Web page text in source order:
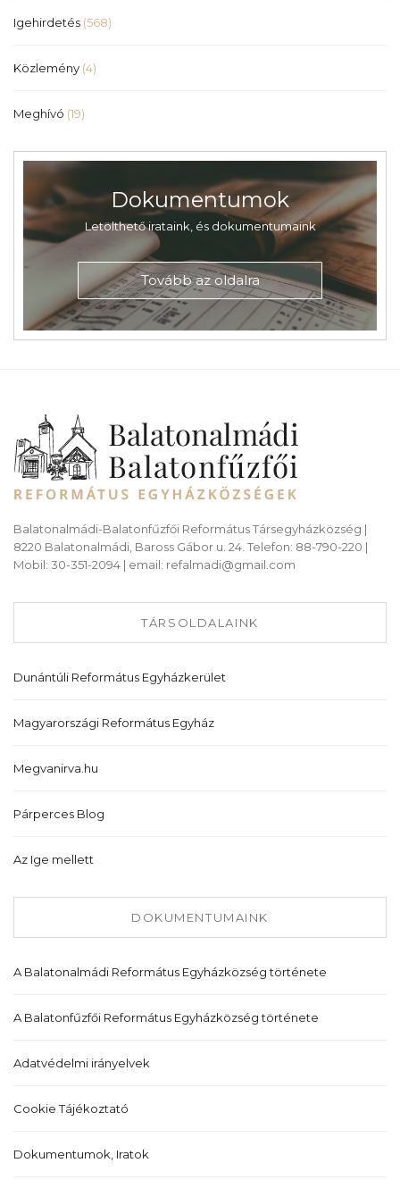
Igehirdetés (568)
Közlemény (4)
Meghívó (19)
Dokumentumok
Letölthető irataink, és dokumentumaink
Tovább az oldalra
Balatonalmádi-Balatonfűzfői Református Társegyházközség |
8220 Balatonalmádi, Baross Gábor u. 24. Telefon: 88-790-220 |
Mobil: 30-351-2094 | email: refalmadi@gmail.com
TÁRSOLDALAINK
Dunántúli Református Egyházkerület
Magyarországi Református Egyház
Megvanirva.hu
Párperces Blog
Az Ige mellett
DOKUMENTUMAINK
A Balatonalmádi Református Egyházközség története
A Balatonfűzfői Református Egyházközség története
Adatvédelmi irányelvek
Cookie Tájékoztató
Dokumentumok, Iratok